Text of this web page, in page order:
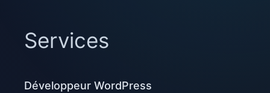
Services
Développeur WordPress